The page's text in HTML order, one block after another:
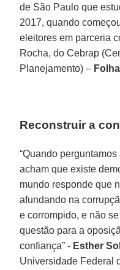
de São Paulo que
2017, quando
eleitores em parceria
Rocha, do Cebrap
Planejamento) –
Reconstruir a
“Quando
acham que existe
mundo responde que
afundando na
e corrompido, e não
questão para a
confiança” - Esther
Universidade Federal